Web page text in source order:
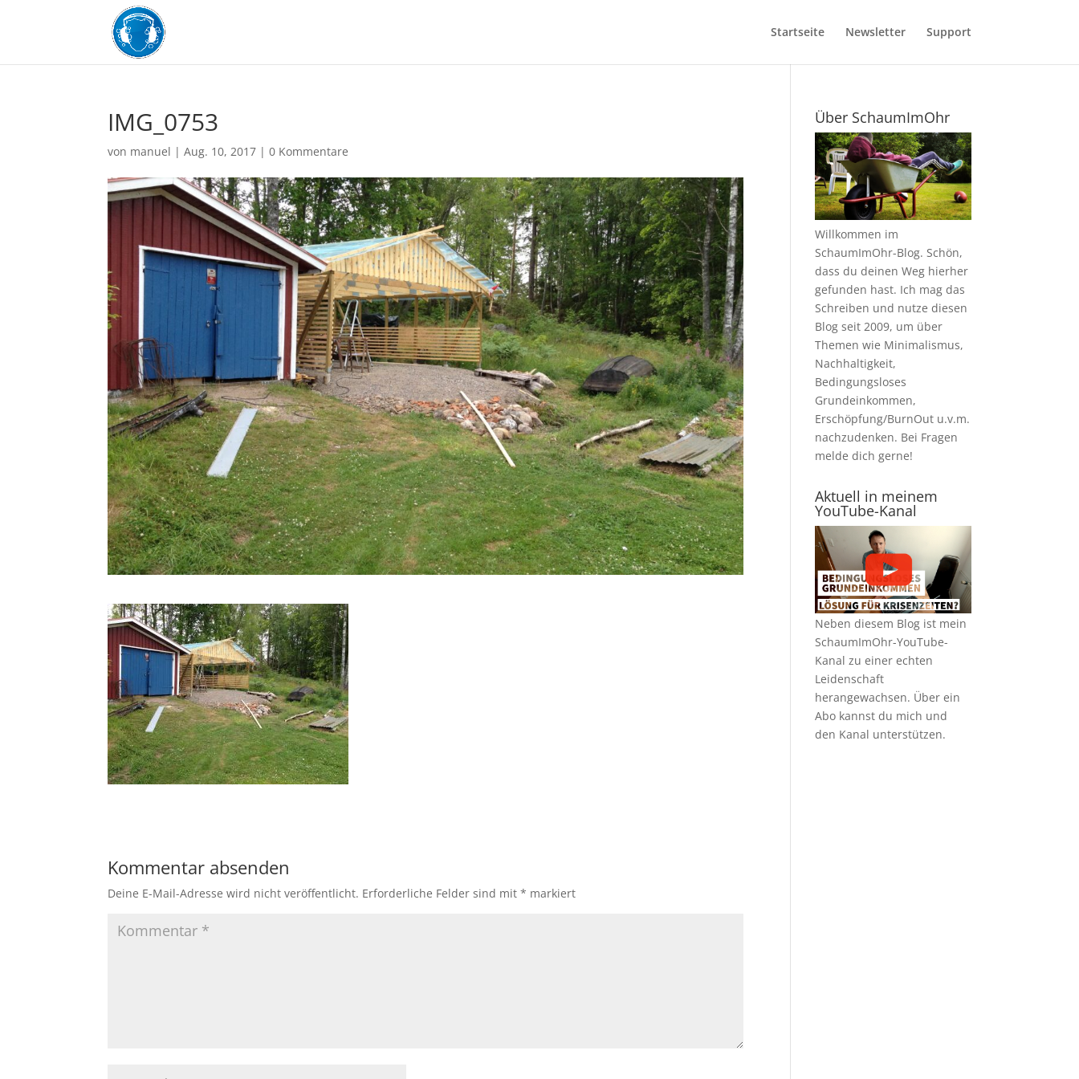
Startseite Newsletter Support
IMG_0753
von manuel |Aug. 10, 2017 |0 Kommentare
Kommentar absenden
Deine E-Mail-Adresse wird nicht veröffentlicht. Erforderliche Felder sind mit* markiert
Über SchaumImOhr
Willkommen im
SchaumImOhr-Blog. Schön,
dass du deinen Weg hierher
gefunden hast. Ich mag das
Schreiben und nutze diesen
Blog seit 2009, um über
Themen wie Minimalismus,
Nachhaltigkeit,
Bedingungsloses
Grundeinkommen,
Erschöpfung/BurnOut u.v.m.
nachzudenken. Bei Fragen
melde dich gerne!
Aktuell in meinem
YouTube-Kanal
Neben diesem Blog ist mein
SchaumImOhr-YouTube-
Kanal zu einer echten
Leidenschaft
herangewachsen. Über ein
Abo kannst du mich und
den Kanal unterstützen.